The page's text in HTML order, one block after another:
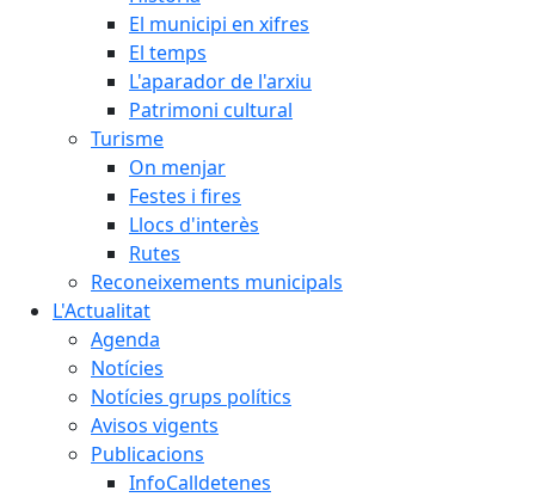
El municipi en xifres
El temps
L'aparador de l'arxiu
Patrimoni cultural
Turisme
On menjar
Festes i fires
Llocs d'interès
Rutes
Reconeixements municipals
L'Actualitat
Agenda
Notícies
Notícies grups polítics
Avisos vigents
Publicacions
InfoCalldetenes